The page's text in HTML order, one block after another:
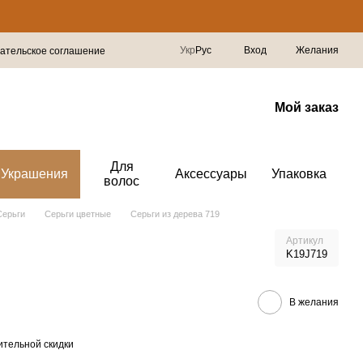
соглашение
Укр Рус Вход Желания
Мой заказ
Украшения
Для
волос
Аксессуары Упаковка
Серьги цветные Серьги из дерева 719
Артикул
K19J719
В желания
скидки